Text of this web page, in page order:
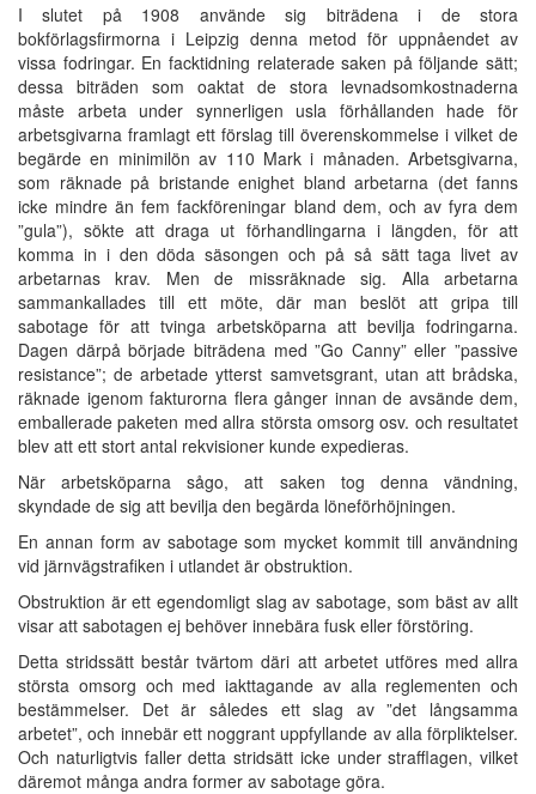
I slutet på 1908 använde sig biträdena i de stora
bokförlagsfirmorna i Leipzig denna metod för uppnåendet av
vissa fodringar. En facktidning relaterade saken på följande sätt;
dessa biträden som oaktat de stora levnadsomkostnaderna
måste arbeta under synnerligen usla förhållanden hade för
arbetsgivarna framlagt ett förslag till överenskommelse i vilket de
begärde en minimilön av 110 Mark i månaden. Arbetsgivarna,
som räknade på bristande enighet bland arbetarna (det fanns
icke mindre än fem fackföreningar bland dem, och av fyra dem
”gula”), sökte att draga ut förhandlingarna i längden, för att
komma in i den döda säsongen och på så sätt taga livet av
arbetarnas krav. Men de missräknade sig. Alla arbetarna
sammankallades till ett möte, där man beslöt att gripa till
sabotage för att tvinga arbetsköparna att bevilja fodringarna.
Dagen därpå började biträdena med ”Go Canny” eller ”passive
resistance”; de arbetade ytterst samvetsgrant, utan att brådska,
räknade igenom fakturorna flera gånger innan de avsände dem,
emballerade paketen med allra största omsorg osv. och resultatet
blev att ett stort antal rekvisioner kunde expedieras.
När arbetsköparna sågo, att saken tog denna vändning,
skyndade de sig att bevilja den begärda löneförhöjningen.
En annan form av sabotage som mycket kommit till användning
vid järnvägstrafiken i utlandet är obstruktion.
Obstruktion är ett egendomligt slag av sabotage, som bäst av allt
visar att sabotagen ej behöver innebära fusk eller förstöring.
Detta stridssätt består tvärtom däri att arbetet utföres med allra
största omsorg och med iakttagande av alla reglementen och
bestämmelser. Det är således ett slag av ”det långsamma
arbetet”, och innebär ett noggrant uppfyllande av alla förpliktelser.
Och naturligtvis faller detta stridsätt icke under strafflagen, vilket
däremot många andra former av sabotage göra.